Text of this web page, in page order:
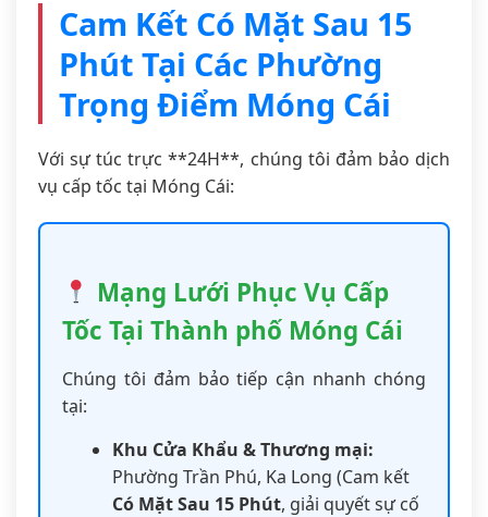
Cam Kết Có Mặt Sau 15
Phút Tại Các Phường
Trọng Điểm Móng Cái
Với sự túc trực **24H**, chúng tôi đảm bảo dịch
vụ cấp tốc tại Móng Cái:
Mạng Lưới Phục Vụ Cấp
Tốc Tại Thành phố Móng Cái
Chúng tôi đảm bảo tiếp cận nhanh chóng
tại:
Khu Cửa Khẩu & Thương mại:
Phường Trần Phú, Ka Long (Cam kết
Có Mặt Sau 15 Phút, giải quyết sự cố